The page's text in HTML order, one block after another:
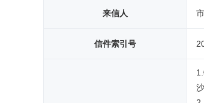
来信人
信件索引号